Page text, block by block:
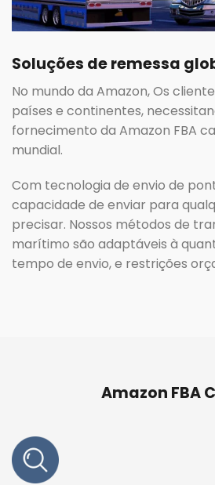
Soluções de remessa
No mundo da Amazon, Os
países e continentes,
fornecimento da Amazon FBA
mundial.
Com tecnologia de envio de
capacidade de enviar para
precisar. Nossos métodos de
marítimo são adaptáveis ​​à
tempo de envio, e restrições
Amazon FBA